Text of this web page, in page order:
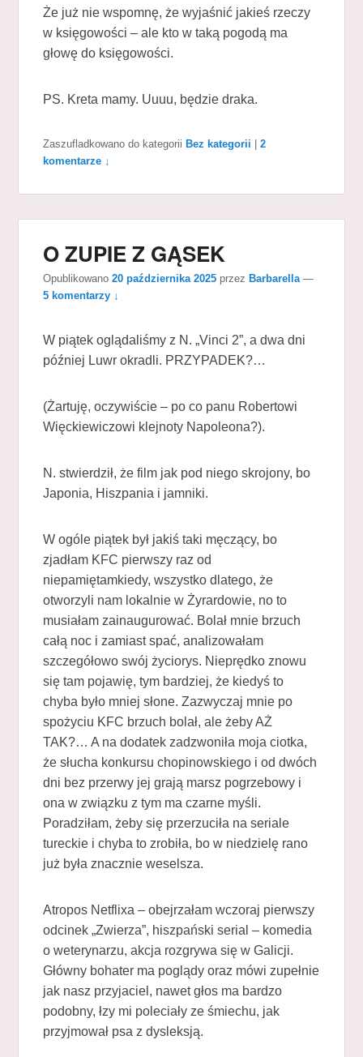
Że już nie wspomnę, że wyjaśnić jakieś rzeczy
w księgowości – ale kto w taką pogodą ma
głowę do księgowości.
PS. Kreta mamy. Uuuu, będzie draka.
Zaszufladkowano do kategorii Bez kategorii |2
komentarze ↓
O ZUPIE Z GĄSEK
Opublikowano20 października 2025 przez Barbarella —
5 komentarzy ↓
W piątek oglądaliśmy z N. „Vinci 2”, a dwa dni
później Luwr okradli. PRZYPADEK?…
(Żartuję, oczywiście – po co panu Robertowi
Więckiewiczowi klejnoty Napoleona?).
N. stwierdził, że film jak pod niego skrojony, bo
Japonia, Hiszpania i jamniki.
W ogóle piątek był jakiś taki męczący, bo
zjadłam KFC pierwszy raz od
niepamiętamkiedy, wszystko dlatego, że
otworzyli nam lokalnie w Żyrardowie, no to
musiałam zainaugurować. Bolał mnie brzuch
całą noc i zamiast spać, analizowałam
szczegółowo swój życiorys. Nieprędko znowu
się tam pojawię, tym bardziej, że kiedyś to
chyba było mniej słone. Zazwyczaj mnie po
spożyciu KFC brzuch bolał, ale żeby AŻ
TAK?… A na dodatek zadzwoniła moja ciotka,
że słucha konkursu chopinowskiego i od dwóch
dni bez przerwy jej grają marsz pogrzebowy i
ona w związku z tym ma czarne myśli.
Poradziłam, żeby się przerzuciła na seriale
tureckie i chyba to zrobiła, bo w niedzielę rano
już była znacznie weselsza.
Atropos Netflixa – obejrzałam wczoraj pierwszy
odcinek „Zwierza”, hiszpański serial – komedia
o weterynarzu, akcja rozgrywa się w Galicji.
Główny bohater ma poglądy oraz mówi zupełnie
jak nasz przyjaciel, nawet głos ma bardzo
podobny, łzy mi poleciały ze śmiechu, jak
przyjmował psa z dysleksją.